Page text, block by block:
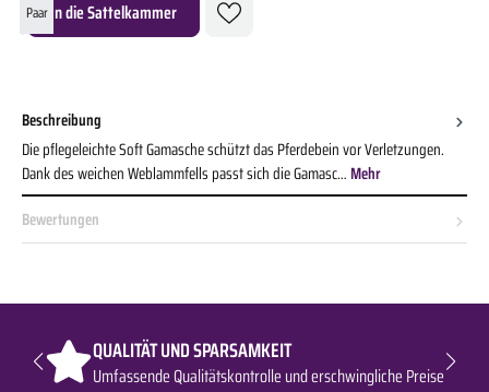
Paar In die Sattelkammer
Beschreibung
Die pflegeleichte Soft Gamasche schützt das Pferdebein vor Verletzungen.
Dank des weichen Weblammfells passt sich die Gamasc…Mehr
Bewertungen
QUALITÄT UND SPARSAMKEIT
Umfassende Qualitätskontrolle und erschwingliche Preise